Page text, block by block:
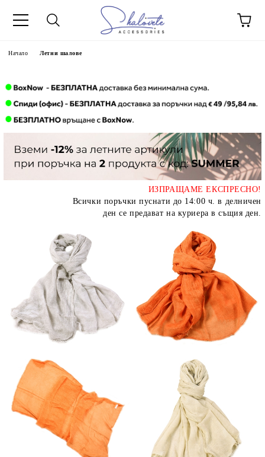
Начало Летни шалове
ИЗПРАЩАМЕ ЕКСПРЕСНО!
Всички поръчки пуснати до 14:00 ч. в делничен
ден се предават на куриера в същия ден.